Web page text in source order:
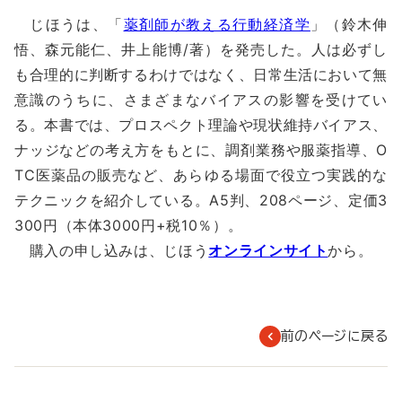
に
じほうは、「薬剤師が教える行動経済学 」（鈴木伸
悟、森元能仁、井上能博/著）を発売した。人は必ずし
も合理的に判断するわけではなく、日常生活において無
意識のうちに、さまざまなバイアスの影響を受けてい
る。本書では、プロスペクト理論や現状維持バイアス、
ナッジなどの考え方をもとに、調剤業務や服薬指導、O
TC医薬品の販売など、あらゆる場面で役立つ実践的な
テクニックを紹介している。A5判、208ページ、定価3
300円（本体3000円+税10％）。
購入の申し込みは、じほうオンラインサイトから。
前のページに戻る